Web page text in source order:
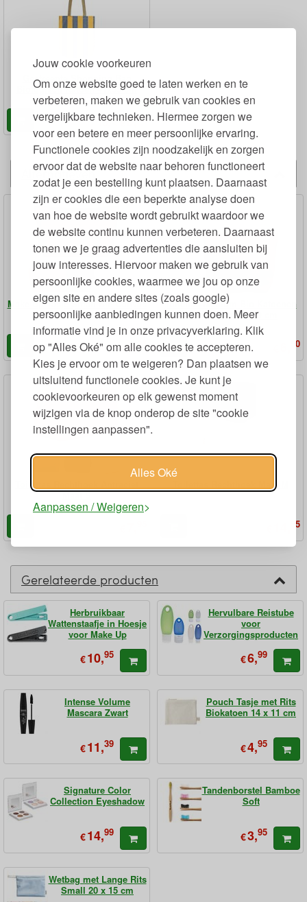
Jouw cookie voorkeuren
Om onze website goed te laten werken en te
verbeteren, maken we gebruik van cookies en
vergelijkbare technieken. Hiermee zorgen we
voor een betere en meer persoonlijke ervaring.
Functionele cookies zijn noodzakelijk en zorgen
ervoor dat de website naar behoren functioneert
zodat je een bestelling kunt plaatsen. Daarnaast
zijn er cookies die een beperkte analyse doen
van hoe de website wordt gebruikt waardoor we
de website continu kunnen verbeteren. Daarnaast
tonen we je graag advertenties die aansluiten bij
jouw interesses. Hiervoor maken we gebruik van
persoonlijke cookies, waarmee we jou op onze
eigen site en andere sites (zoals google)
persoonlijke aanbiedingen kunnen doen. Meer
informatie vind je in onze privacyverklaring. Klik
op "Alles Oké" om alle cookies te accepteren.
Kies je ervoor om te weigeren? Dan plaatsen we
uitsluitend functionele cookies. Je kunt je
cookievoorkeuren op elk gewenst moment
wijzigen via de knop onderop de site "cookie
instellingen aanpassen".
Alles Oké
Aanpassen / Weigeren
Gestreepte Shopping Bag
Biologisch Katoen 41x35 cm
13,90 € 9,95
Alternatieven
Make Up Tasje Small Bio Canvas
18 x 12 x 7 cm
€5,95
Toilettas Medium Bio Katoenen
Canvas 24 x 18 x 9 cm
50
Toilettas Rechthoek Antraciet
Maat S
Toilettas Rechthoek Maat M
95
Gerelateerde producten
Herbruikbaar
Wattenstaafje in Hoesje
voor Make Up
€10,95
Hervulbare Reistube
voor
Verzorgingsproducten
€6,99
Intense Volume
Mascara Zwart
€11,39
Pouch Tasje met Rits
Biokatoen 14 x 11 cm
€4,95
Signature Color
Collection Eyeshadow
€14,99
Tandenborstel Bamboe
Soft
€3,95
Wetbag met Lange Rits
Small 20 x 15 cm